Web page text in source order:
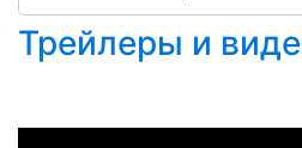
Трейлеры и